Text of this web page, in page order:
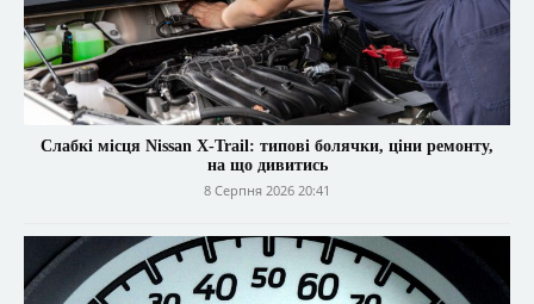
Слабкі місця Nissan X-Trail: типові болячки, ціни ремонту,
на що дивитись
8 Серпня 2026 20:41